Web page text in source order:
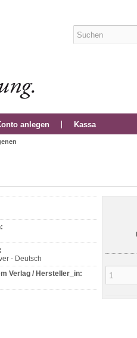
anlegen Kassa
- Deutsch
Verlag / Hersteller_in: